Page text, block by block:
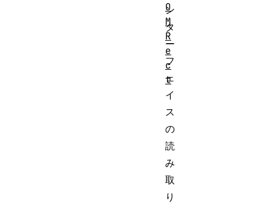
ン
タ
ー
フ
ェ
イ
ス
の
読
み
取
り
O
M
R
e
c
t